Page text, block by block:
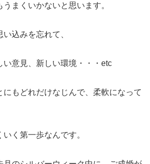
まくいかないと思います。
込みを忘れて、
い意見、新しい環境・・・etc
にもどれだけなじんで、柔軟になって
く第一歩なんです。